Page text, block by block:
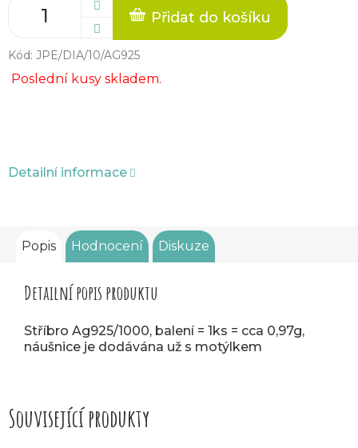
Přidat do košíku
Kód: JPE/DIA/10/AG925
Poslední kusy skladem.
Detailní informace
Popis Hodnocení Diskuze
Detailní popis produktu
Stříbro Ag925/1000, balení = 1ks = cca 0,97g,
náušnice je dodávána už s motýlkem
Související produkty